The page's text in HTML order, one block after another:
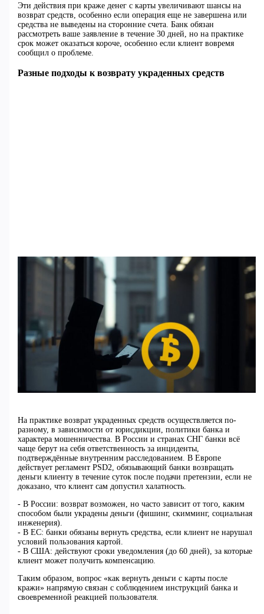
Эти действия при краже денег с карты увеличивают шансы на
возврат средств, особенно если операция еще не завершена или
средства не выведены на сторонние счета. Банк обязан
рассмотреть ваше заявление в течение 30 дней, но на практике
срок может оказаться короче, особенно если клиент вовремя
сообщил о проблеме.
Разные подходы к возврату украденных средств
На практике возврат украденных средств осуществляется по-
разному, в зависимости от юрисдикции, политики банка и
характера мошенничества. В России и странах СНГ банки всё
чаще берут на себя ответственность за инциденты,
подтверждённые внутренним расследованием. В Европе
действует регламент PSD2, обязывающий банки возвращать
деньги клиенту в течение суток после подачи претензии, если не
доказано, что клиент сам допустил халатность.
- В России: возврат возможен, но часто зависит от того, каким
способом были украдены деньги (фишинг, скимминг, социальная
инженерия).
- В ЕС: банки обязаны вернуть средства, если клиент не нарушал
условий пользования картой.
- В США: действуют сроки уведомления (до 60 дней), за которые
клиент может получить компенсацию.
Таким образом, вопрос «как вернуть деньги с карты после
кражи» напрямую связан с соблюдением инструкций банка и
своевременной реакцией пользователя.